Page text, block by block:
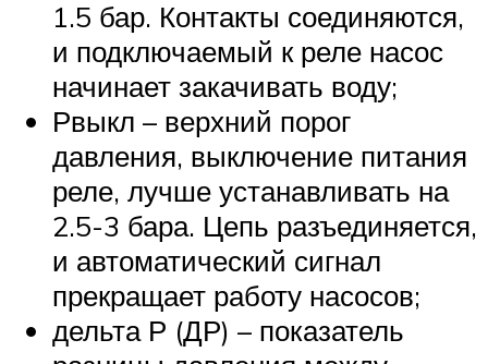
1.5 бар. Контакты соединяются,
и подключаемый к реле насос
начинает закачивать воду;
Рвыкл – верхний порог
давления, выключение питания
реле, лучше устанавливать на
2.5-3 бара. Цепь разъединяется,
и автоматический сигнал
прекращает работу насосов;
дельта Р (ДР) – показатель